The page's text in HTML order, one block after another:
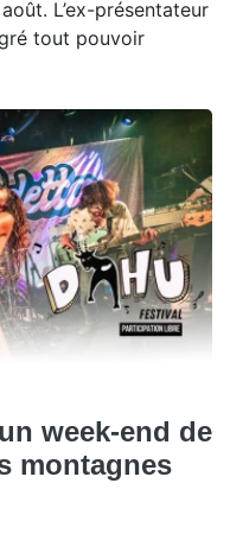
L’ex-présentateur
tout pouvoir
week-end de
montagnes